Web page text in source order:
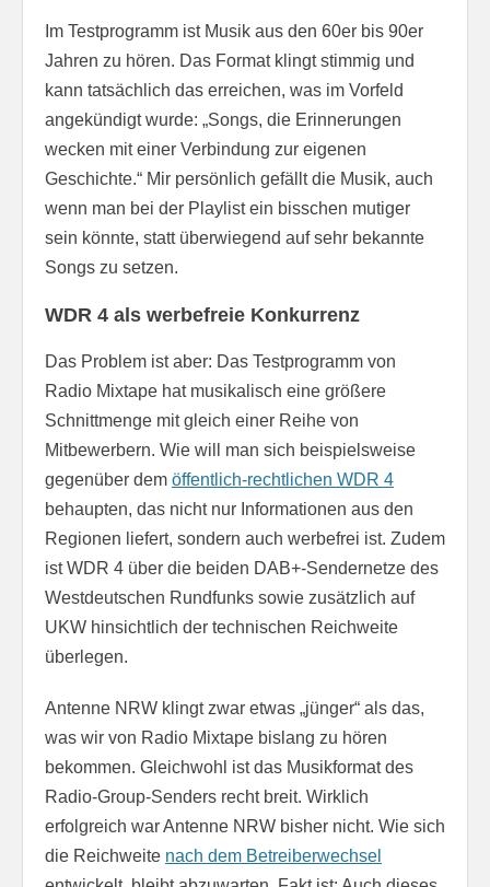
Im Testprogramm ist Musik aus den 60er bis 90er
Jahren zu hören. Das Format klingt stimmig und
kann tatsächlich das erreichen, was im Vorfeld
angekündigt wurde: „Songs, die Erinnerungen
wecken mit einer Verbindung zur eigenen
Geschichte.“ Mir persönlich gefällt die Musik, auch
wenn man bei der Playlist ein bisschen mutiger
sein könnte, statt überwiegend auf sehr bekannte
Songs zu setzen.
WDR 4 als werbefreie Konkurrenz
Das Problem ist aber: Das Testprogramm von
Radio Mixtape hat musikalisch eine größere
Schnittmenge mit gleich einer Reihe von
Mitbewerbern. Wie will man sich beispielsweise
gegenüber dem öffentlich-rechtlichen WDR 4
behaupten, das nicht nur Informationen aus den
Regionen liefert, sondern auch werbefrei ist. Zudem
ist WDR 4 über die beiden DAB+-Sendernetze des
Westdeutschen Rundfunks sowie zusätzlich auf
UKW hinsichtlich der technischen Reichweite
überlegen.
Antenne NRW klingt zwar etwas „jünger“ als das,
was wir von Radio Mixtape bislang zu hören
bekommen. Gleichwohl ist das Musikformat des
Radio-Group-Senders recht breit. Wirklich
erfolgreich war Antenne NRW bisher nicht. Wie sich
die Reichweite nach dem Betreiberwechsel